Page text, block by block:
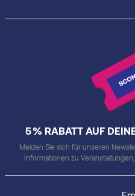
5 % RABATT AUF
Melden Sie sich für unseren
Informationen zu